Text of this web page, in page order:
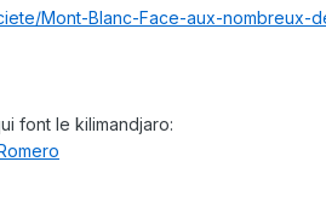
Mont-Blanc-Face-aux-
font le kilimandjaro: